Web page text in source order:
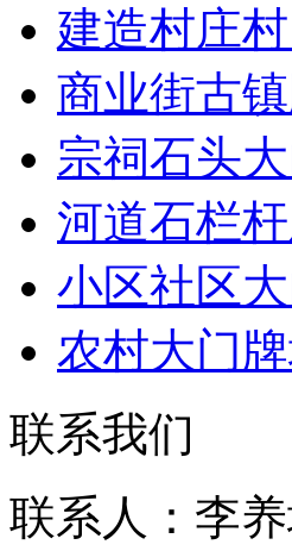
建造村庄
商业街古
宗祠石头
河道石栏
小区社区
农村大门
联系我们
联系人：李